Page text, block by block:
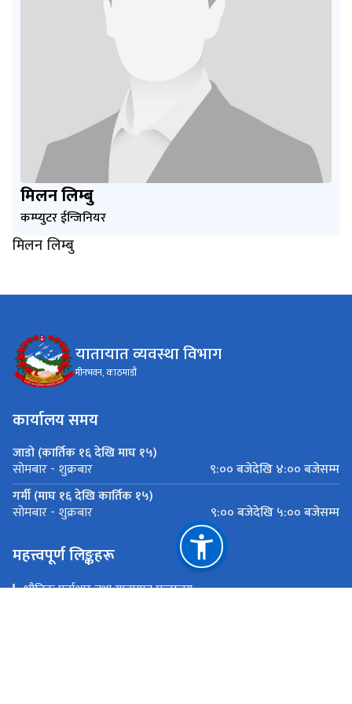
मिलन लिम्बु
कम्प्युटर ईन्जिनियर
मिलन लिम्बु
यातायात व्यवस्था विभाग
मीनभवन, काठमाडौं
कार्यालय समय
जाडो (कार्तिक १६ देखि माघ १५)
सोमबार - शुक्रबार
९:०० बजेदेखि ४:०० बजेसम्म
गर्मी (माघ १६ देखि कार्तिक १५)
सोमबार - शुक्रबार ९:०० बजेदेखि ५:०० बजेसम्म
महत्त्वपूर्ण लिङ्कहरू
भौतिक पूर्वाधार तथा यातायात मन्त्रालय